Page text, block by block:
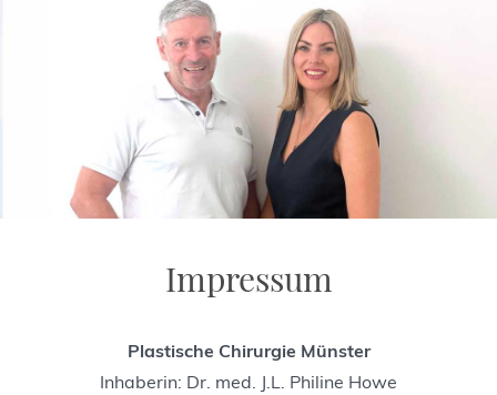
Impressum
Plastische Chirurgie Münster
Inhaberin: Dr. med. J.L. Philine Howe